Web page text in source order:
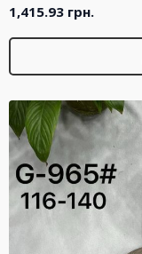
1,415.93 грн.